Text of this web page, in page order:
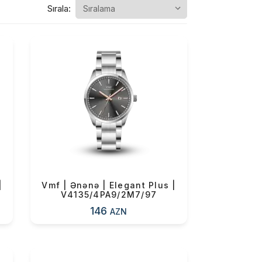
Sırala:
Vmf | Ənənə | Elegant Plus |
V4135/4PA9/2M7/97
146AZN